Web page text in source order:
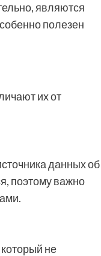
являются
полезен
их от
данных об
поэтому важно
не